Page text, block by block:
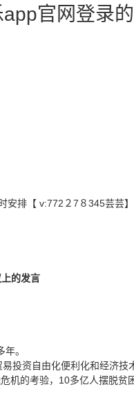
官网登录
排【 v:772２7８345芸芸
的发言
。
资自由化便利化和经济技
机的考验，10多亿人摆脱